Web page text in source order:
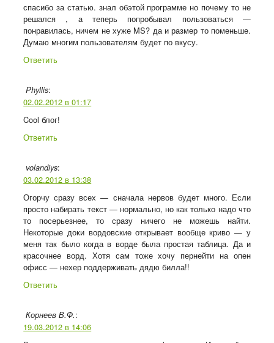
спасибо за статью. знал обэтой программе но почему то не
решался , а теперь попробывал пользоваться —
понравилась, ничем не хуже MS? да и размер то поменьше.
Думаю многим пользователям будет по вкусу.
Ответить
Phyllis:
02.02.2012 в 01:17
Cool блог!
Ответить
volandiys:
03.02.2012 в 13:38
Огорчу сразу всех — сначала нервов будет много. Если
просто набирать текст — нормально, но как только надо что
то посерьезнее, то сразу ничего не можешь найти.
Некоторые доки вордовские открывает вообще криво — у
меня так было когда в ворде была простая таблица. Да и
красочнее ворд. Хотя сам тоже хочу пернейти на опен
офисс — нехер поддерживать дядю билла!!
Ответить
Корнеев В.Ф.:
19.03.2012 в 14:06